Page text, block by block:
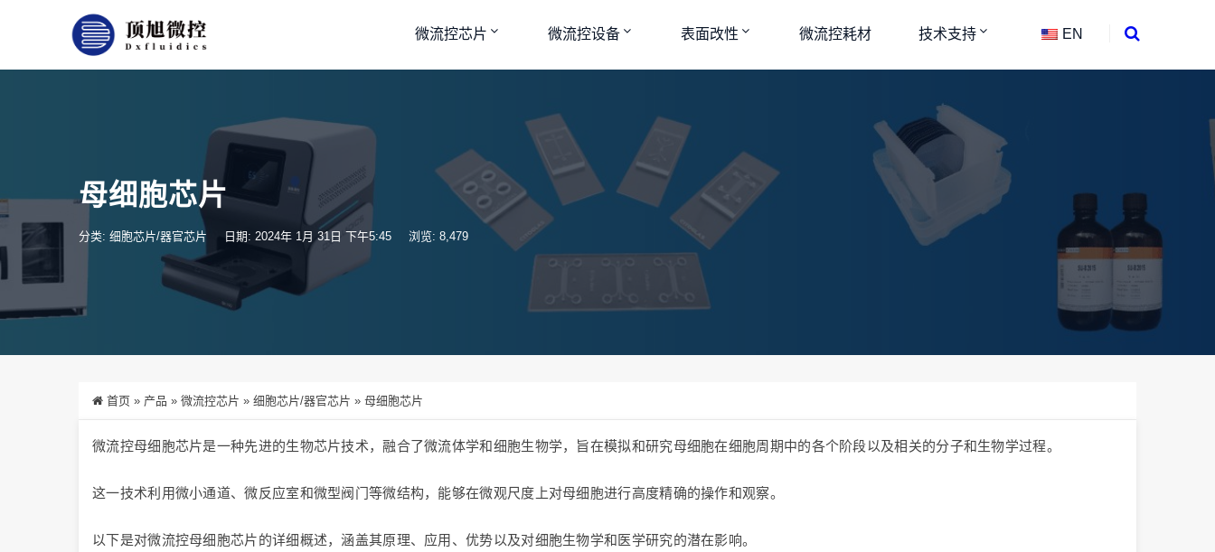
微流控芯片 微流控设备 表面改性 微流控耗材 技术支持 EN
母细胞芯片
分类: 细胞芯片/器官芯片 日期: 2024年 1月 31日 下午5:45 浏览: 8,479
首页 » 产品 » 微流控芯片 » 细胞芯片/器官芯片 » 母细胞芯片
微流控母细胞芯片是一种先进的生物芯片技术，融合了微流体学和细胞生物学，旨在模拟和研究母细胞在细胞周期中的各个阶段以及相关的分子和生物学过程。
这一技术利用微小通道、微反应室和微型阀门等微结构，能够在微观尺度上对母细胞进行高度精确的操作和观察。
以下是对微流控母细胞芯片的详细概述，涵盖其原理、应用、优势以及对细胞生物学和医学研究的潜在影响。